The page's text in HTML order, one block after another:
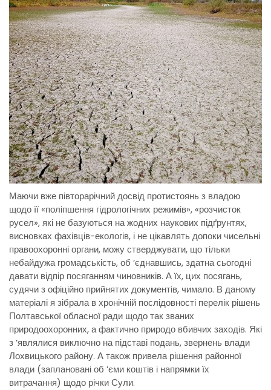
Маючи вже півторарічний досвід протистоянь з владою
щодо її «поліпшення гідрологічних режимів», «розчисток
русел», які не базуються на жодних наукових підґрунтях,
висновках фахівців-екологів, і не цікавлять допоки чисельні
правоохоронні органи, можу стверджувати, що тільки
небайдужа громадськість, об ’єднавшись, здатна сьогодні
давати відпір посяганням чиновників. А їх, цих посягань,
судячи з офіційно прийнятих документів, чимало. В даному
матеріалі я зібрала в хронічній послідовності перелік рішень
Полтавської обласної ради щодо так званих
природоохоронних, а фактично природо вбивчих заходів. Які
з ’являлися виключно на підставі подань, звернень влади
Лохвицького району. А також привела рішення районної
влади (заплановані об ’єми коштів і напрямки їх
витрачання) щодо річки Сули.